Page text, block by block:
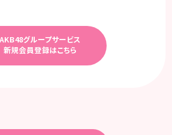
AKB48グループサービス
新規会員登録はこちら